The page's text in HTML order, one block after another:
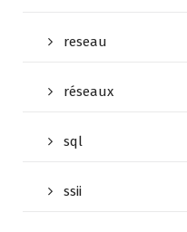
reseau
réseaux
sql
ssii